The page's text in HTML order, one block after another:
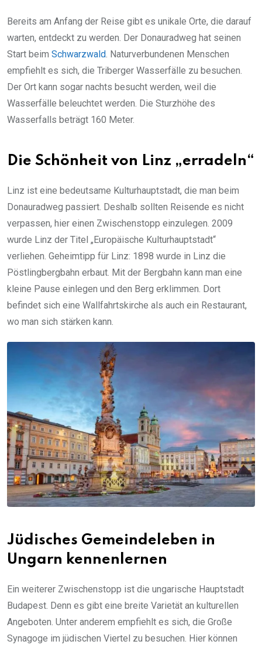
Bereits am Anfang der Reise gibt es unikale Orte, die darauf
warten, entdeckt zu werden. Der Donauradweg hat seinen
Start beim Schwarzwald . Naturverbundenen Menschen
empfiehlt es sich, die Triberger Wasserfälle zu besuchen.
Der Ort kann sogar nachts besucht werden, weil die
Wasserfälle beleuchtet werden. Die Sturzhöhe des
Wasserfalls beträgt 160 Meter.
Die Schönheit von Linz „erradeln“
Linz ist eine bedeutsame Kulturhauptstadt, die man beim
Donauradweg passiert. Deshalb sollten Reisende es nicht
verpassen, hier einen Zwischenstopp einzulegen. 2009
wurde Linz der Titel „Europäische Kulturhauptstadt“
verliehen. Geheimtipp für Linz: 1898 wurde in Linz die
Pöstlingbergbahn erbaut. Mit der Bergbahn kann man eine
kleine Pause einlegen und den Berg erklimmen. Dort
befindet sich eine Wallfahrtskirche als auch ein Restaurant,
wo man sich stärken kann.
Jüdisches Gemeindeleben in
Ungarn kennenlernen
Ein weiterer Zwischenstopp ist die ungarische Hauptstadt
Budapest. Denn es gibt eine breite Varietät an kulturellen
Angeboten. Unter anderem empfiehlt es sich, die Große
Synagoge im jüdischen Viertel zu besuchen. Hier können